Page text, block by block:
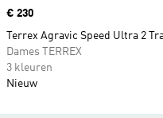
Price
€ 230
Terrex Agravic Speed Ultra 2
Dames TERREX
3 kleuren
Nieuw